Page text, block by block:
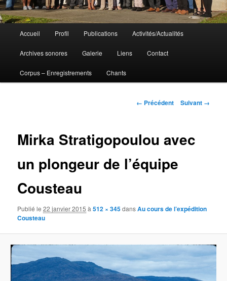
principal
Aller
au
contenu
Accueil Profil Publications Activités/Actualités
Archives sonores Galerie Liens Contact
Corpus – Enregistrements Chants
Navigation
← Précédent Suivant →
Mirka Stratigopoulou avec
un plongeur de l’équipe
Cousteau
Publié le22 janvier 2015 à512 × 345dansAu cours de l’expédition
Cousteau